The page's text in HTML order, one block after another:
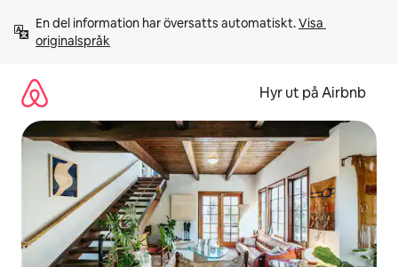
innehåll
En del information har översatts automatiskt. Visa
originalspråk
Hyr ut på Airbnb